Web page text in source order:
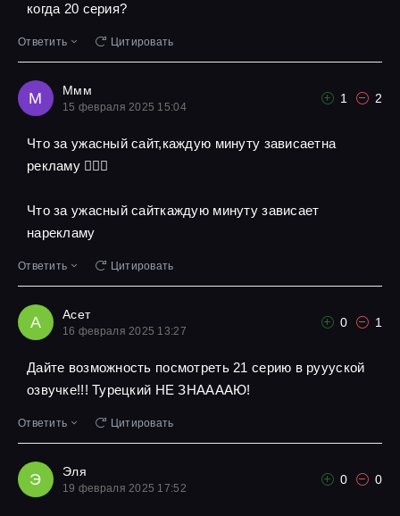
когда 20 серия?
Ответить Цитировать
М Ммм
15 февраля 2025 15:04
1 2
Что за ужасный сайт,каждую минуту зависаетна
рекламу 🤦🏾‍♀️
Что за ужасный сайткаждую минуту зависает
нарекламу
Ответить Цитировать
А Асет
16 февраля 2025 13:27
0 1
Дайте возможность посмотреть 21 серию в руууской
озвучке!!! Турецкий НЕ ЗНААААЮ!
Ответить Цитировать
Э Эля
19 февраля 2025 17:52
0 0